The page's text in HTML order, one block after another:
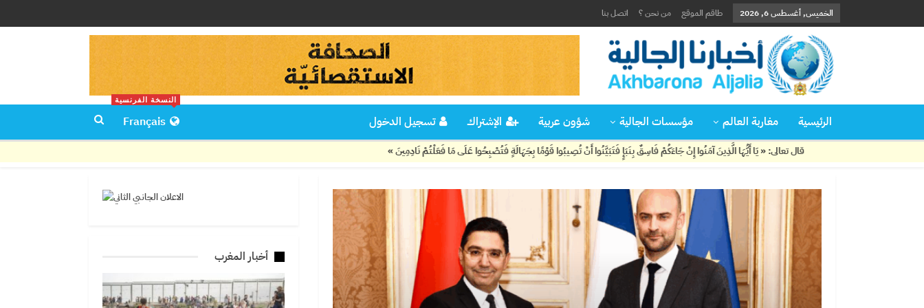
الخميس, أغسطس 6, 2026 طاقم الموقع من نحن ؟ اتصل بنا
الرئيسية مغاربة العالم مؤسسات الجالية شؤون عربية الإشتراك تسجيل الدخول Français
النسخة الفرنسية
قال تعالى: « يَا أَيُّهَا الَّذِينَ آمَنُوا إِنْ جَاءَكُمْ فَاسِقٌ بِنَبَإٍ فَتَبَيَّنُوا أَنْ تُصِيبُوا قَوْمًا بِجَهَالَةٍ فَتُصْبِحُوا عَلَى مَا فَعَلْتُمْ نَادِمِينَ »
أخبار المغرب